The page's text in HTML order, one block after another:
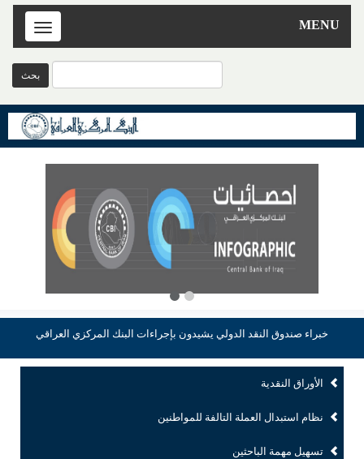
MENU
Toggle
خبراء صندوق النقد الدولي يشيدون بإجراءات البنك المركزي العراقي
الأوراق النقدية
نظام استبدال العملة التالفة للمواطنين
تسهيل مهمة الباحثين